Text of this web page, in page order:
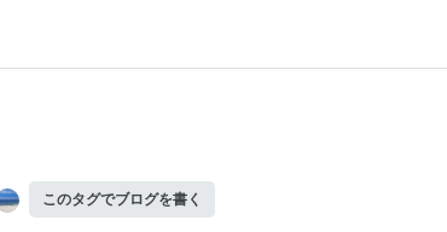
このタグでブログを書く